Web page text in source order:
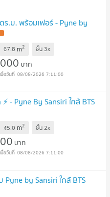
ร.ม. พร้อมเฟอร์ - Pyne by
67.8 m2 ชั้น 3x
บาท
08/08/2026 7:11:00
- Pyne By Sansiri ใกล้ BTS
45.0 m2 ชั้น2x
บาท
08/08/2026 7:11:00
by Sansiri ใกล้ BTS